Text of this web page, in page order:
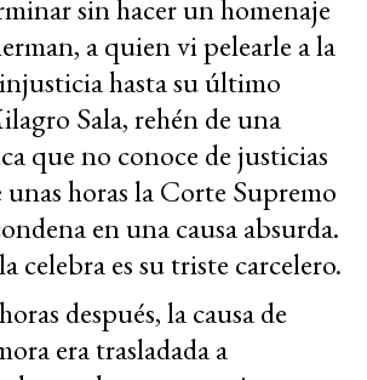
sin hacer un homenaje
a quien vi pelearle a la
hasta su último
Sala, rehén de una
que no conoce de justicias
unas horas la Corte Supremo
en una causa absurda.
celebra es su triste carcelero.
después, la causa de
era trasladada a